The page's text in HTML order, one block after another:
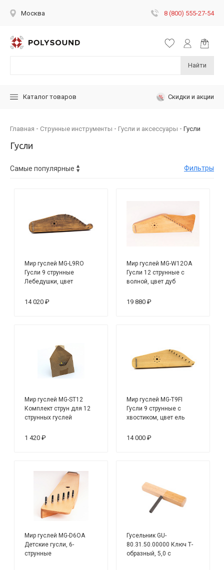
Москва 8 (800) 555-27-54
Найти
Каталог товаров Скидки и акции
Главная Струнные инструменты Гусли и аксессуары Гусли
Гусли
Фильтры
Мир гуслей MG-L9RO
Гусли 9 струнные
Лебедушки, цвет
14 020 ₽
Мир гуслей MG-W12OA
Гусли 12 струнные с
волной, цвет дуб
19 880 ₽
Мир гуслей MG-ST12
Комплект струн для 12
струнных гуслей
1 420 ₽
Мир гуслей MG-T9FI
Гусли 9 струнные с
хвостиком, цвет ель
14 000 ₽
Мир гуслей MG-D6OA
Детские гусли, 6-
струнные
Гусельник GU-
80.31.50.00000 Ключ Т-
образный, 5,0 с